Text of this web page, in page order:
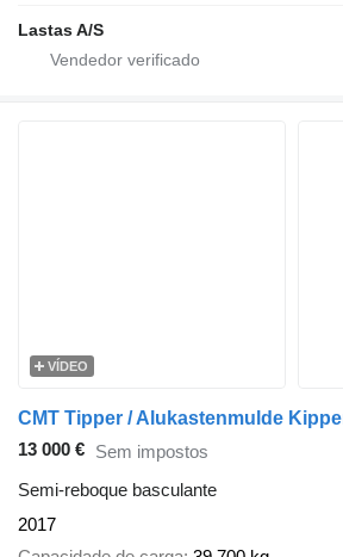
Lastas A/S
VÍDEO
CMT Tipper / Alukastenmulde
13 000 € Sem impostos
Semi-reboque basculante
2017